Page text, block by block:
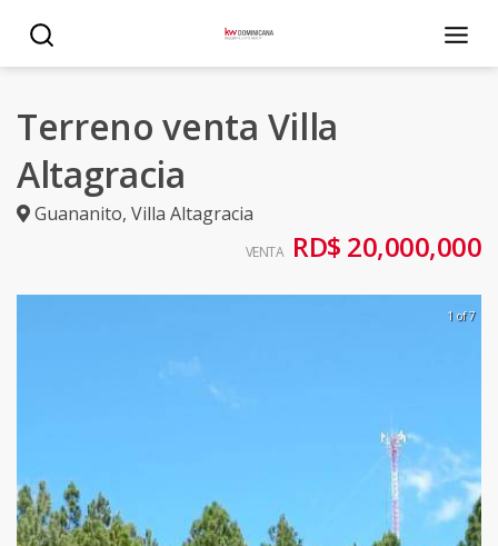
Terreno venta Villa
Altagracia
Guananito, Villa Altagracia
VENTA RD$ 20,000,000
1 of 7